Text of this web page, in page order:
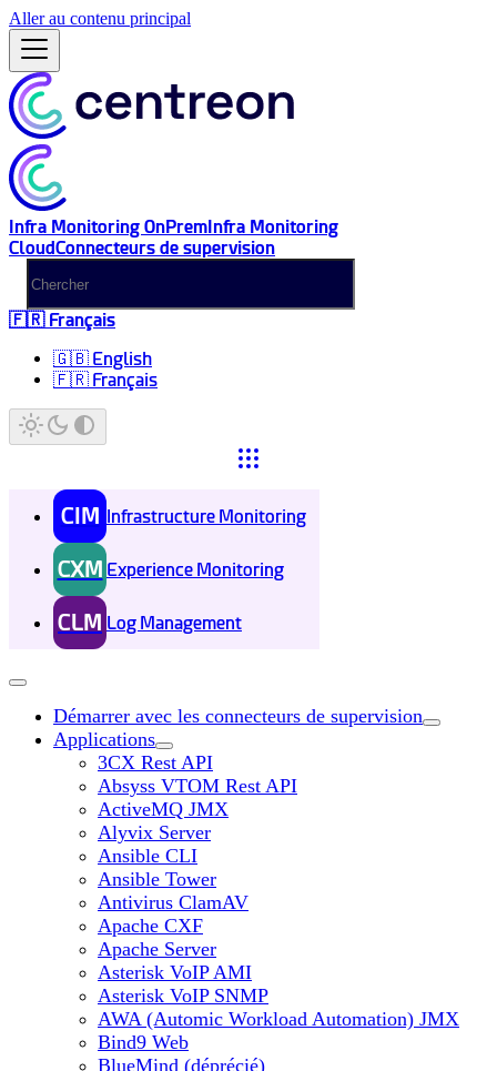
Aller au contenu principal
Infra Monitoring OnPremInfra Monitoring
CloudConnecteurs de supervision
🇫🇷 Français
🇬🇧 English
🇫🇷 Français
CIM Infrastructure Monitoring
CXM Experience Monitoring
CLM Log Management
Démarrer avec les connecteurs de supervision
Applications
3CX Rest API
Absyss VTOM Rest API
ActiveMQ JMX
Alyvix Server
Ansible CLI
Ansible Tower
Antivirus ClamAV
Apache CXF
Apache Server
Asterisk VoIP AMI
Asterisk VoIP SNMP
AWA (Automic Workload Automation) JMX
Bind9 Web
BlueMind (déprécié)